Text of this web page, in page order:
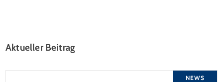
Aktueller Beitrag
NEWS